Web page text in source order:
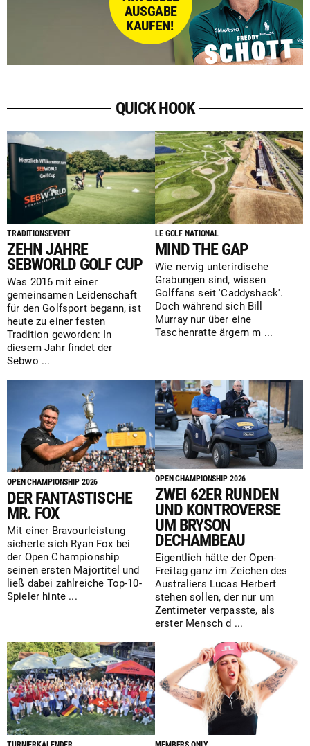
AUSGABE
KAUFEN!
QUICK HOOK
TRADITIONSEVENT
ZEHN JAHRE
SEBWORLD GOLF CUP
Was 2016 mit einer
gemeinsamen Leidenschaft
für den Golfsport begann, ist
heute zu einer festen
Tradition geworden: In
diesem Jahr findet der
Sebwo ...
LE GOLF NATIONAL
MIND THE GAP
Wie nervig unterirdische
Grabungen sind, wissen
Golffans seit 'Caddyshack'.
Doch während sich Bill
Murray nur über eine
Taschenratte ärgern m ...
OPEN CHAMPIONSHIP 2026
DER FANTASTISCHE
MR. FOX
Mit einer Bravourleistung
sicherte sich Ryan Fox bei
der Open Championship
seinen ersten Majortitel und
ließ dabei zahlreiche Top-10-
Spieler hinte ...
OPEN CHAMPIONSHIP 2026
ZWEI 62ER RUNDEN
UND KONTROVERSE
UM BRYSON
DECHAMBEAU
Eigentlich hätte der Open-
Freitag ganz im Zeichen des
Australiers Lucas Herbert
stehen sollen, der nur um
Zentimeter verpasste, als
erster Mensch d ...